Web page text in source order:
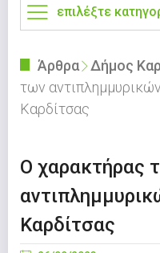
επιλέξτε
Άρθρα Δήμος
των
Καρδίτσας
Ο χαρακτήρας
Καρδίτσας